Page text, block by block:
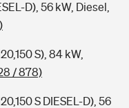
D), 56 kW, Diesel,
S), 84 kW,
/ 878)
S DIESEL-D), 56